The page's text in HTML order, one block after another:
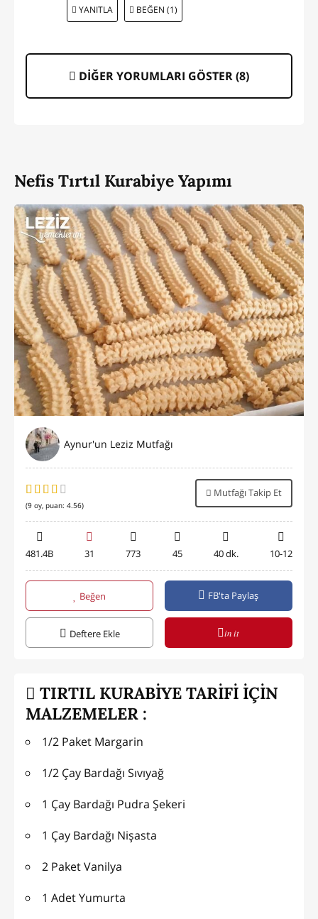
YANITLA BEĞEN (1)
DİĞER YORUMLARI GÖSTER (8)
Nefis Tırtıl Kurabiye Yapımı
Aynur'un Leziz Mutfağı
(9 oy, puan: 4.56)
Mutfağı Takip Et
481.4B 31 773 45 40 dk. 10-12
Beğen FB'ta Paylaş
Deftere Ekle in it
TIRTIL KURABİYE TARİFİ İÇİN
MALZEMELER :
1/2 Paket Margarin
1/2 Çay Bardağı Sıvıyağ
1 Çay Bardağı Pudra Şekeri
1 Çay Bardağı Nişasta
2 Paket Vanilya
1 Adet Yumurta